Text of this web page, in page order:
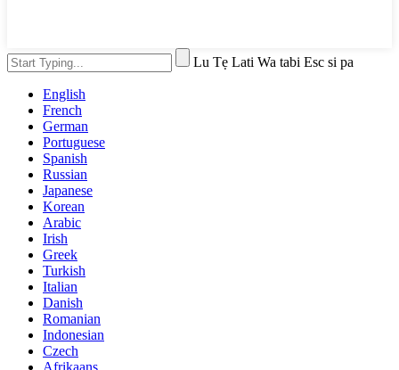
Lu Tẹ Lati Wa tabi Esc si pa
English
French
German
Portuguese
Spanish
Russian
Japanese
Korean
Arabic
Irish
Greek
Turkish
Italian
Danish
Romanian
Indonesian
Czech
Afrikaans